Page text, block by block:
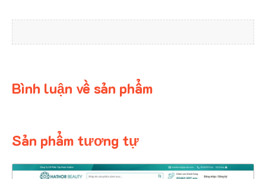
Bình luận về sản phẩm
Sản phẩm tương tự